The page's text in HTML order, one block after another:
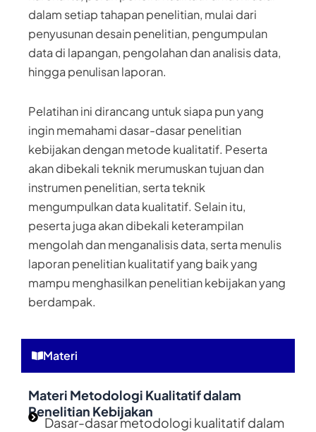
dalam setiap tahapan penelitian, mulai dari
penyusunan desain penelitian, pengumpulan
data di lapangan, pengolahan dan analisis data,
hingga penulisan laporan.
Pelatihan ini dirancang untuk siapa pun yang
ingin memahami dasar-dasar penelitian
kebijakan dengan metode kualitatif. Peserta
akan dibekali teknik merumuskan tujuan dan
instrumen penelitian, serta teknik
mengumpulkan data kualitatif. Selain itu,
peserta juga akan dibekali keterampilan
mengolah dan menganalisis data, serta menulis
laporan penelitian kualitatif yang baik yang
mampu menghasilkan penelitian kebijakan yang
berdampak.
Materi
Materi Metodologi Kualitatif dalam
Penelitian Kebijakan
Dasar-dasar metodologi kualitatif dalam